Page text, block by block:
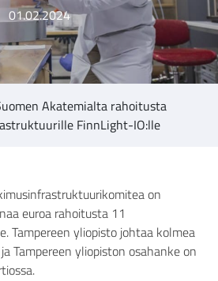
01.02.2024
Akatemialta rahoitusta
FinnLight-IO:lle
on
euroa rahoitusta 11
Tampereen yliopisto johtaa kolmea
Tampereen yliopiston osahanke on